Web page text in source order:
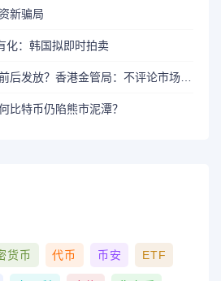
新骗局
化：韩国拟即时拍卖
比特币仍陷熊市泥潭？
货币 代币 币安 ETF